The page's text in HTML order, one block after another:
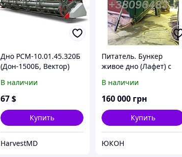
Дно РСМ-10.01.45.320Б
(Дон-1500Б, Вектор)
В наличии
67$
Купить
HarvestMD
Питатель. Бункер
живое дно (Лафет) с
гидравликой
В наличии
160 000 грн
Купить
ЮКОН